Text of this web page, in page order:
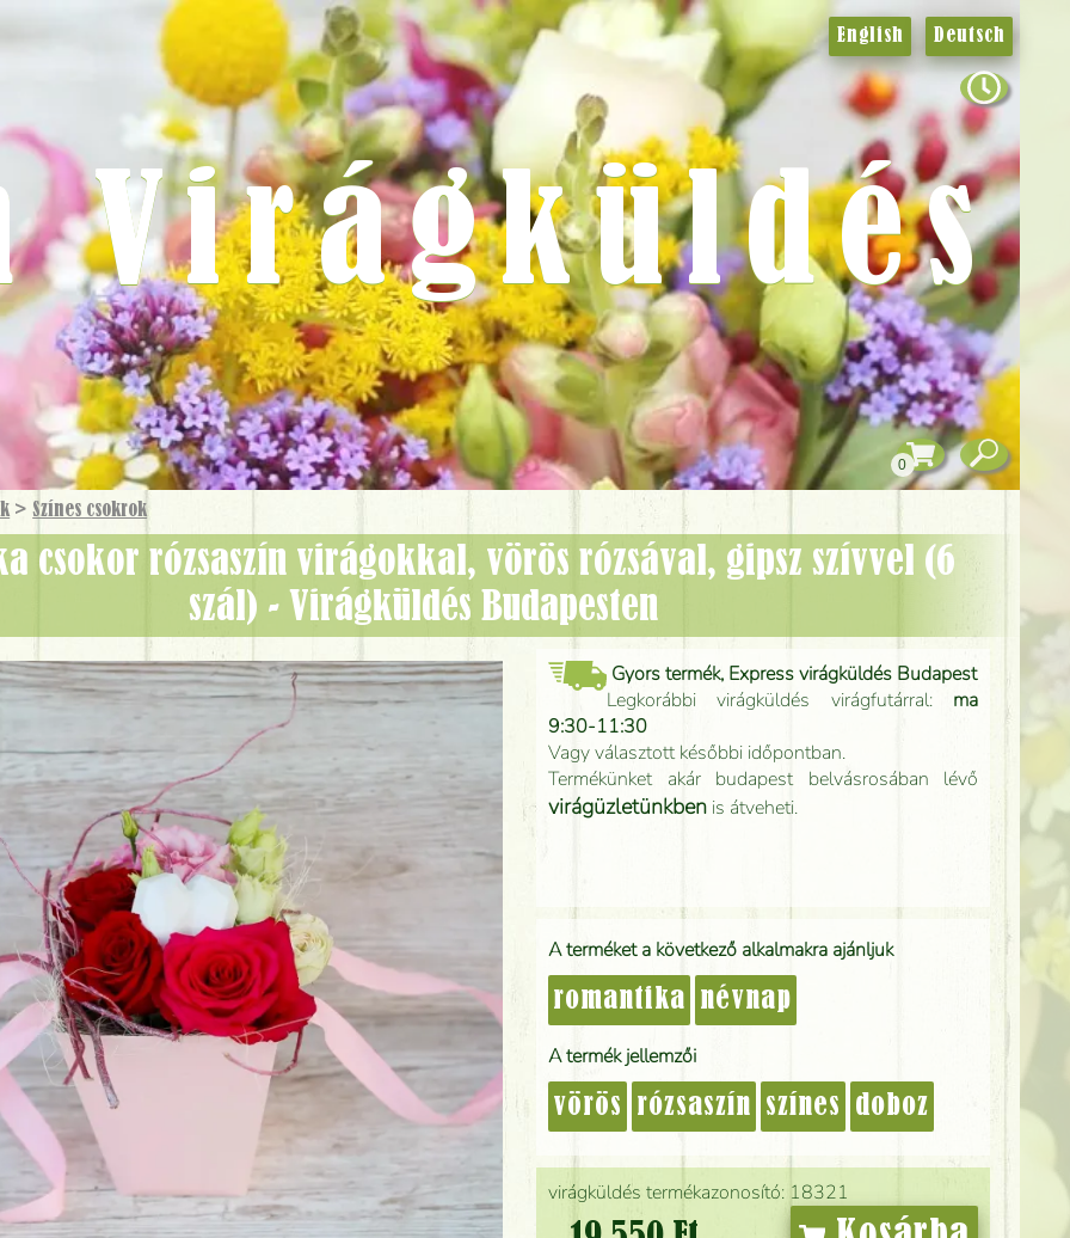
>Színes csokrok
szál) - Virágküldés Budapesten
virágküldés termékazonosító: 18321
Gyors termék, Express virágküldés Budapest
Legkorábbi virágküldés virágfutárral: ma
9:30-11:30
Vagy választott későbbi időpontban.
Termékünket akár budapest belvásrosában lévő
virágüzletünkben is átveheti.
A terméket a következő alkalmakra ajánljuk
romantika névnap
A termék jellemzői
vörös rózsaszín színes doboz
English Deutsch
Virágküldés
0